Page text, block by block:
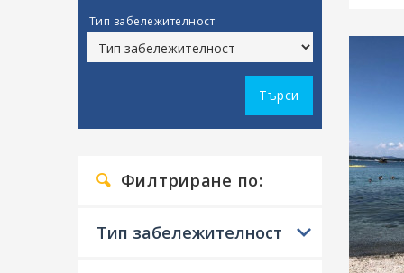
Тип забележителност
Търси
Филтриране по:
Тип забележителност